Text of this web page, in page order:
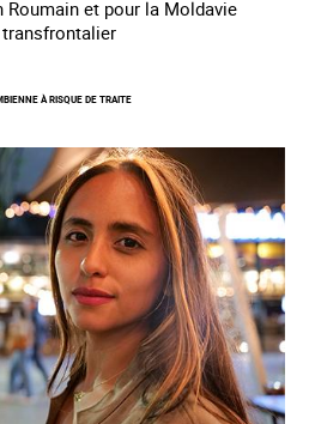
et pour la Moldavie
À RISQUE DE TRAITE